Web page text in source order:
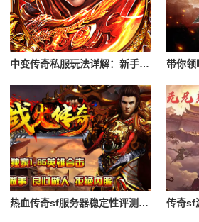
中变传奇私服玩法详解：新手入门攻略
热血传奇sf服务器稳定性评测与对比